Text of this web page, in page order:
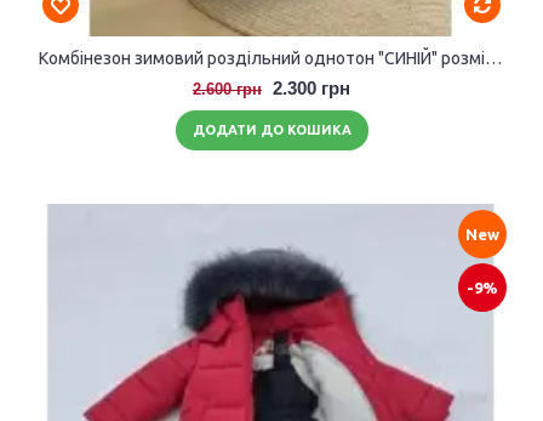
Комбінезон зимовий роздільний однотон "СИНІЙ" розмір 104-110
2.600 грн 2.300 грн
ДОДАТИ ДО КОШИКА
New
-9%